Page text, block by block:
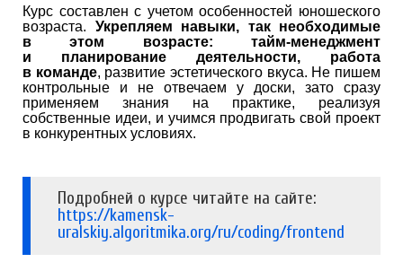
Курс составлен с учетом особенностей юношеского
возраста. Укрепляем навыки, так необходимые
в этом возрасте: тайм-менеджмент
и планирование деятельности, работа
в команде, развитие эстетического вкуса. Не пишем
контрольные и не отвечаем у доски, зато сразу
применяем знания на практике, реализуя
собственные идеи, и учимся продвигать свой проект
в конкурентных условиях.
Подробней о курсе читайте на сайте:
https://kamensk-
uralskiy.algoritmika.org/ru/coding/frontend